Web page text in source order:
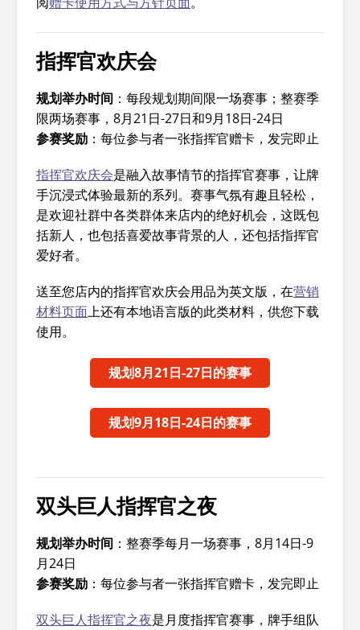
指挥官欢庆会
规划举办时间 ：每段规划期间限一场赛事；整赛季
限两场赛事，8月21日-27日和9月18日-24日
参赛奖励 ：每位参与者一张指挥官赠卡，发完即止
指挥官欢庆会是融入故事情节的指挥官赛事，让牌
手沉浸式体验最新的系列。赛事气氛有趣且轻松，
是欢迎社群中各类群体来店内的绝好机会，这既包
括新人，也包括喜爱故事背景的人，还包括指挥官
爱好者。
送至您店内的指挥官欢庆会用品为英文版，在营销
材料页面上还有本地语言版的此类材料，供您下载
使用。
规划8月21日-27日的赛事
规划9月18日-24日的赛事
双头巨人指挥官之夜
规划举办时间 ：整赛季每月一场赛事，8月14日-9
月24日
参赛奖励 ：每位参与者一张指挥官赠卡，发完即止
双头巨人指挥官之夜是月度指挥官赛事，牌手组队